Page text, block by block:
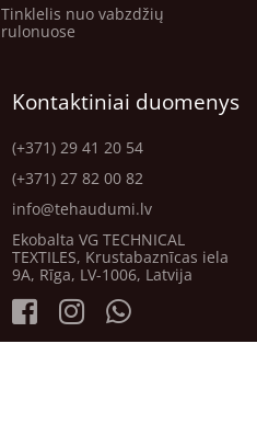
Tinklelis nuo vabzdžių
rulonuose
Kontaktiniai duomenys
(+371) 29 41 20 54
(+371) 27 82 00 82
info@tehaudumi.lv
Ekobalta VG TECHNICAL
TEXTILES, Krustabaznīcas iela
9A, Rīga, LV-1006, Latvija